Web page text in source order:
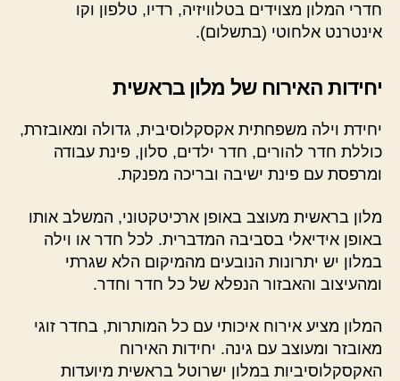
חדרי המלון מצוידים בטלוויזיה, רדיו, טלפון וקו
אינטרנט אלחוטי (בתשלום).
יחידות האירוח של מלון בראשית
יחידת וילה משפחתית אקסקלוסיבית, גדולה ומאובזרת,
כוללת חדר להורים, חדר ילדים, סלון, פינת עבודה
ומרפסת עם פינת ישיבה ובריכה מפנקת.
מלון בראשית מעוצב באופן ארכיטקטוני, המשלב אותו
באופן אידיאלי בסביבה המדברית. לכל חדר או וילה
במלון יש יתרונות הנובעים מהמיקום הלא שגרתי
ומהעיצוב והאבזור הנפלא של כל חדר וחדר.
המלון מציע אירוח איכותי עם כל המותרות, בחדר זוגי
מאובזר ומעוצב עם גינה. יחידות האירוח
האקסקלוסיביות במלון ישרוטל בראשית מיועדות